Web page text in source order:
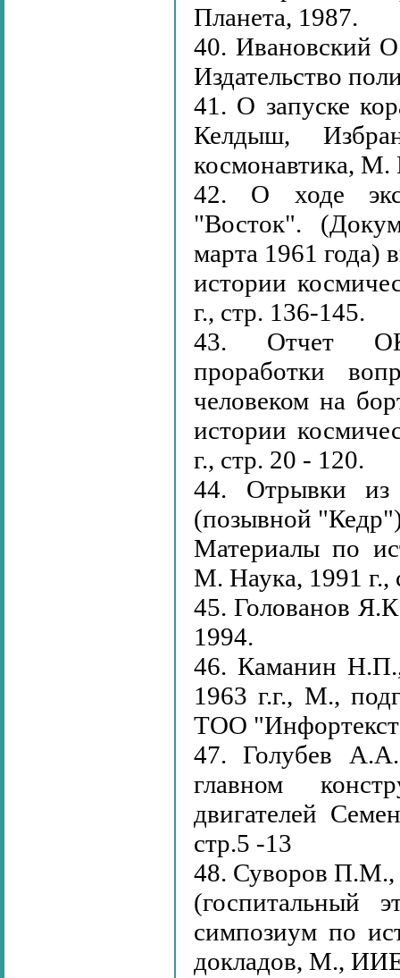
Планета, 1987.
40. Ивановский
Издательство
41. О запуске
Келдыш,
космонавтика, М.
42. О ходе
"Восток".
марта 1961 года)
истории
г., стр. 136-145.
43. Отчет
проработки
человеком на
истории
г., стр. 20 - 120.
44. Отрывки из
(позывной
Материалы по
М. Наука, 1991 г.,
45. Голованов
1994.
46. Каманин
1963 г.г., М.,
ТОО
47. Голубев
главном
двигателей
стр.5 -13
48. Суворов П.М.,
(госпитальный
симпозиум по
докладов, М.,